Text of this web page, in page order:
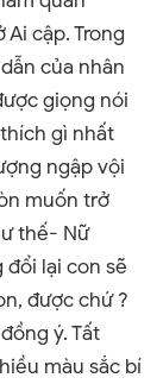
cập. Trong
của nhân
giọng nói
gì nhất
ngập vội
muốn trở
thế- Nữ
lại con sẽ
được chứ ?
ý.Tất
màu sắc bí